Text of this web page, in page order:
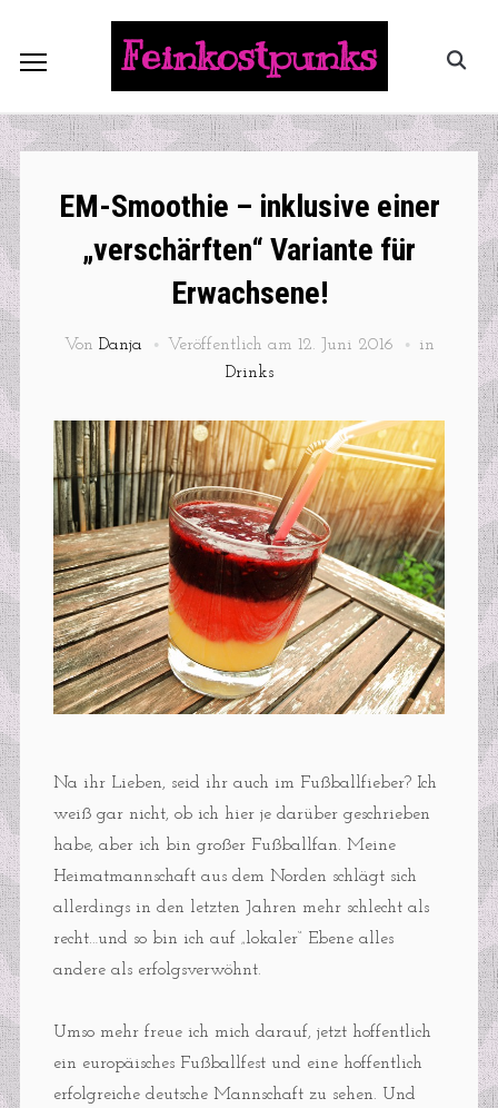
Feinkostpunks
EM-Smoothie – inklusive einer
„verschärften“ Variante für
Erwachsene!
Von Danja Veröffentlich am 12. Juni 2016
in
Drinks
Na ihr Lieben, seid ihr auch im Fußballfieber? Ich
weiß gar nicht, ob ich hier je darüber geschrieben
habe, aber ich bin großer Fußballfan. Meine
Heimatmannschaft aus dem Norden schlägt sich
allerdings in den letzten Jahren mehr schlecht als
recht…und so bin ich auf „lokaler“ Ebene alles
andere als erfolgsverwöhnt.
Umso mehr freue ich mich darauf, jetzt hoffentlich
ein europäisches Fußballfest und eine hoffentlich
erfolgreiche deutsche Mannschaft zu sehen. Und